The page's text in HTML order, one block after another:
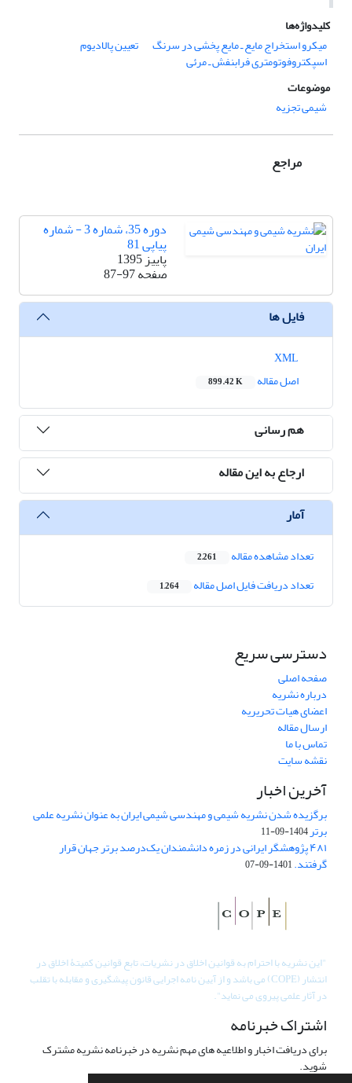
کلیدواژه‌ها
میکرو استخراج مایع ـ مایع پخشی در سرنگ
تعیین پالادیوم
اسپکتروفوتومتری فرابنفش ـ مرئی
موضوعات
شیمی تجزیه
مراجع
دوره 35، شماره 3 - شماره
پیاپی 81
پاییز 1395
صفحه87-97
فایل ها
اصل مقاله
899.42 K
هم رسانی
ارجاع به این مقاله
آمار
تعداد مشاهده مقاله 2,261
تعداد دریافت فایل اصل مقاله 1,264
دسترسی سریع
صفحه اصلی
درباره نشریه
اعضای هیات تحریریه
ارسال مقاله
تماس با ما
نقشه سایت
آخرین اخبار
برگزیده شدن نشریه شیمی و مهندسی شیمی ایران به عنوان نشریه علمی
برتر1404-09-11
۴۸۱ پژوهشگر ایرانی در زمره دانشمندان یک‌درصد برتر جهان قرار
گرفتند.1401-09-07
"این نشریه با احترام به قوانین اخلاق در نشریات، تابع قوانین کمیتۀ اخلاق در
انتشار (COPE) می باشد و از آیین نامه اجرایی قانون پیشگیری و مقابله با تقلب
در آثار علمی پیروی می نماید".
اشتراک خبرنامه
برای دریافت اخبار و اطلاعیه های مهم نشریه در خبرنامه نشریه مشترک
شوید.